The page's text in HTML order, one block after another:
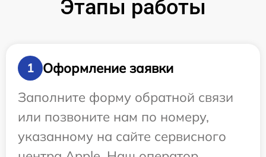
Этапы работы
1
Оформление заявки
Заполните форму обратной связи
или позвоните нам по номеру,
указанному на сайте сервисного